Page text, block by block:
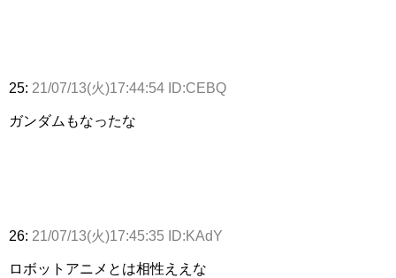
25: 21/07/13(火)17:44:54 ID:CEBQ
ガンダムもなったな
26: 21/07/13(火)17:45:35 ID:KAdY
ロボットアニメとは相性ええな